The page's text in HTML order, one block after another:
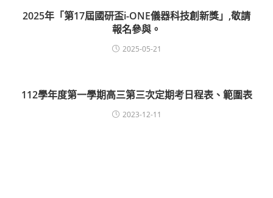
2025年「第17屆國研盃i-ONE儀器科技創新獎」,敬請
報名參與。
2025-05-21
112學年度第一學期高三第三次定期考日程表、範圍表
2023-12-11